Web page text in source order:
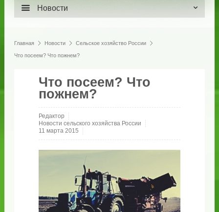
Новости
Главная Новости Сельское хозяйство России
Что посеем? Что пожнем?
Что посеем? Что
пожнем?
Редактор
Новости сельского хозяйства России
11 марта 2015